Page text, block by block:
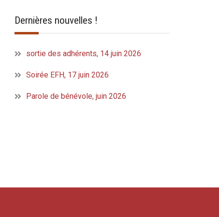
Dernières nouvelles !
sortie des adhérents, 14 juin 2026
Soirée EFH, 17 juin 2026
Parole de bénévole, juin 2026